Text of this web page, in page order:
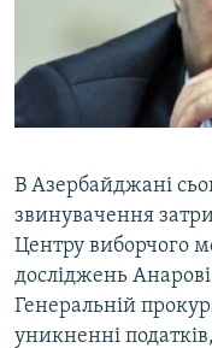
ВІДЕОУРОКИ «ELIFBE»
СВІДЧЕННЯ ОКУПАЦІЇ
УКРАЇНСЬКА
Русский
Qırımtatar
Усі сайти RFE/RL
В Азербайджані
звинувачення
Центру виборчого
досліджень
Генеральній
уникненні